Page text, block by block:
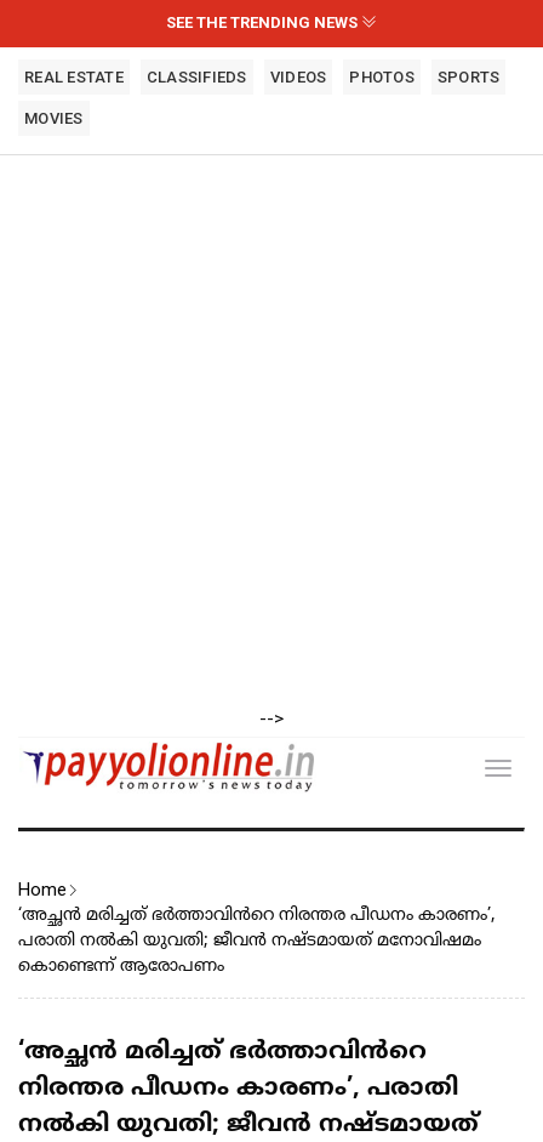
SEE THE TRENDING NEWS
REAL ESTATE CLASSIFIEDS VIDEOS PHOTOS SPORTS
MOVIES
-->
Home
‘അച്ഛൻ മരിച്ചത് ഭർത്താവിൻറെ നിരന്തര പീഡനം കാരണം’,
പരാതി നൽകി യുവതി; ജീവൻ നഷ്ടമായത് മനോവിഷമം
കൊണ്ടെന്ന് ആരോപണം
‘അച്ഛൻ മരിച്ചത് ഭർത്താവിൻറെ
നിരന്തര പീഡനം കാരണം’, പരാതി
നൽകി യുവതി; ജീവൻ നഷ്ടമായത്